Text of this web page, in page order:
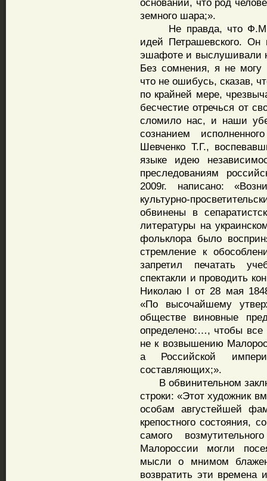
основании, что род
земного шара;».
Не правда, что
идей Петрашевского.
эшафоте и выслушивали
Без сомнения, я не могу
что не ошибусь, сказав,
по крайней мере,
бесчестие отречься от
сломило нас, и наши
сознанием
Шевченко Т.Г.,
языке идею
преследованиям
2009г. написано:
культурно-
обвинены в
литературы на
фольклора было
стремление к
запретил печатать
спектакли и проводить
Николаю I от 28 мая
«По высочайшему
обществе виновные
определено:…, чтобы все
не к возвышению
а Российской
составляющих;».
В обвинительном
строки: «Этот художник
особам августейшей
крепостного состояния,
самого
Малороссии могли
мысли о мнимом
возвратить эти времена